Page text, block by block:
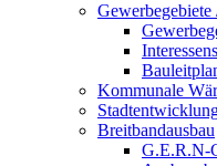
Gewerbegebiete
Kommunale
Breitbandausbau
G.E.R.N-